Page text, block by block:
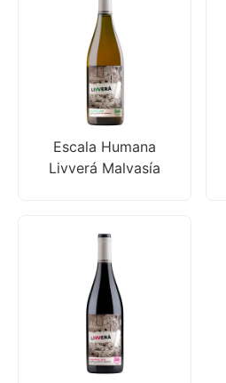
Escala Humana
Livverá Malvasía